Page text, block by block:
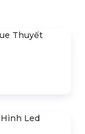
Thuyết
Led